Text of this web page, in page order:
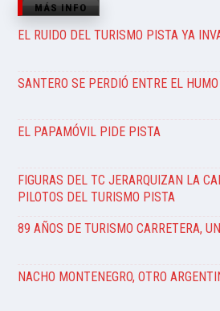
MÁS INFO
EL RUIDO DEL TURISMO PISTA YA
SANTERO SE PERDIÓ ENTRE EL HUMO
EL PAPAMÓVIL PIDE PISTA
FIGURAS DEL TC JERARQUIZAN LA
PILOTOS DEL TURISMO PISTA
89 AÑOS DE TURISMO CARRETERA,
NACHO MONTENEGRO, OTRO